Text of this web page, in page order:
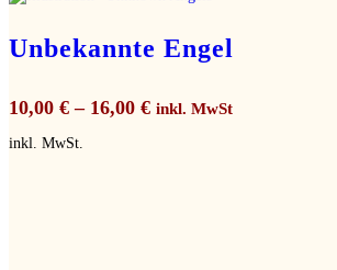
Unbekannte Engel
10,00 € – 16,00 € inkl. MwSt
inkl. MwSt.